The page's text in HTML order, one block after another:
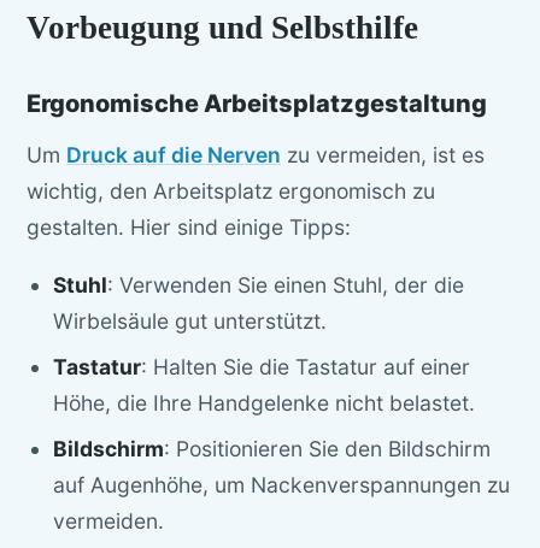
Vorbeugung und Selbsthilfe
Ergonomische Arbeitsplatzgestaltung
Um Druck auf die Nerven zu vermeiden, ist es
wichtig, den Arbeitsplatz ergonomisch zu
gestalten. Hier sind einige Tipps:
Stuhl: Verwenden Sie einen Stuhl, der die
Wirbelsäule gut unterstützt.
Tastatur: Halten Sie die Tastatur auf einer
Höhe, die Ihre Handgelenke nicht belastet.
Bildschirm: Positionieren Sie den Bildschirm
auf Augenhöhe, um Nackenverspannungen zu
vermeiden.